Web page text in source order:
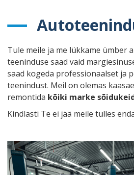
Tule meile ja me lükkame ümber
teeninduse saad vaid
saad kogeda professionaalset ja
teenindust. Meil on olemas
remontida kõiki marke
Kindlasti Te ei jää meile tulles